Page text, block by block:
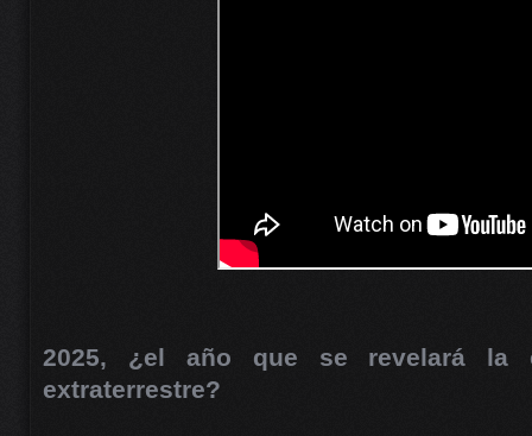
2025, ¿el año que se revelará la
extraterrestre?